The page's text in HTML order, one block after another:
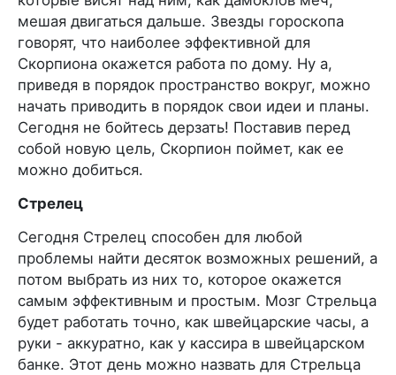
мешая двигаться дальше. Звезды гороскопа
говорят, что наиболее эффективной для
Скорпиона окажется работа по дому. Ну а,
приведя в порядок пространство вокруг, можно
начать приводить в порядок свои идеи и планы.
Сегодня не бойтесь дерзать! Поставив перед
собой новую цель, Скорпион поймет, как ее
можно добиться.
Стрелец
Сегодня Стрелец способен для любой
проблемы найти десяток возможных решений, а
потом выбрать из них то, которое окажется
самым эффективным и простым. Мозг Стрельца
будет работать точно, как швейцарские часы, а
руки - аккуратно, как у кассира в швейцарском
банке. Этот день можно назвать для Стрельца